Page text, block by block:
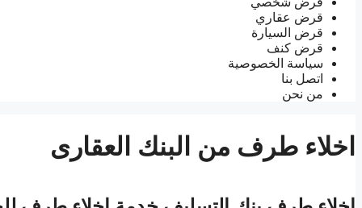
قرض عقاري
قرض السيارة
قرض كنف
سياسة الخصوصية
اتصل بنا
من نحن
اخلاء طرف من البنك العقارى